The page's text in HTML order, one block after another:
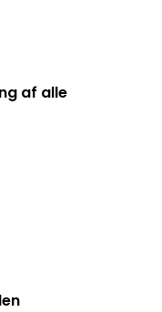
af alle